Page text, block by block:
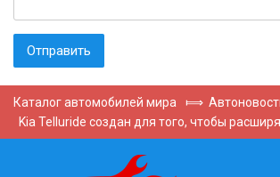
Каталог автомобилей мира ⟾
Kia Telluride создан для того, чтобы